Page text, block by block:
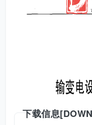
下载信息